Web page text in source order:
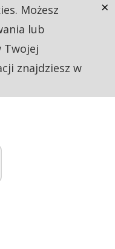
Możesz
lub
Twojej
znajdziesz w
×